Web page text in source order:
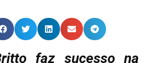
faz sucesso na